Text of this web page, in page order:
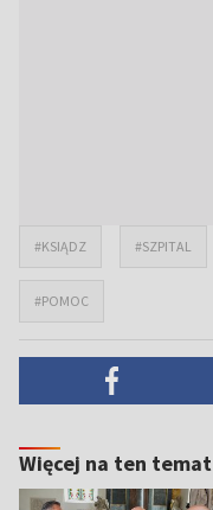
#KSIĄDZ #SZPITAL
#POMOC
Więcej na ten temat